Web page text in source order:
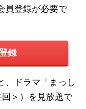
員登録が必要で
録
、ドラマ「まっし
＞）を見放題で